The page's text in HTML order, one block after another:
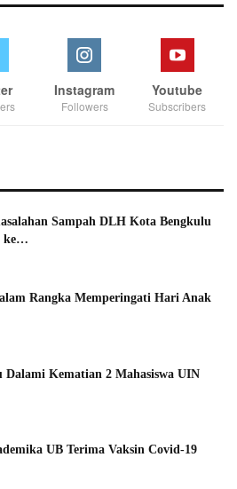
Instagram
Followers
Youtube
Subscribers
Sampah DLH Kota Bengkulu
ke…
Rangka Memperingati Hari Anak
Dalami Kematian 2 Mahasiswa UIN
UB Terima Vaksin Covid-19